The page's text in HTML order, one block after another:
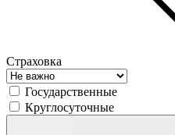
Страховка
Государственные
Круглосуточные